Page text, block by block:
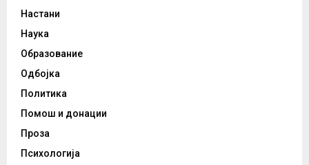
Настани
Наука
Образование
Одбојка
Политика
Помош и донации
Проза
Психологија